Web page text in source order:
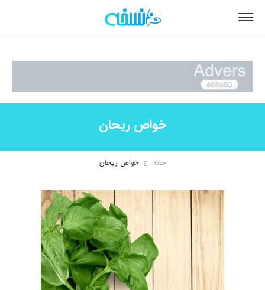
خواص ریحان
خانه خواص ریحان